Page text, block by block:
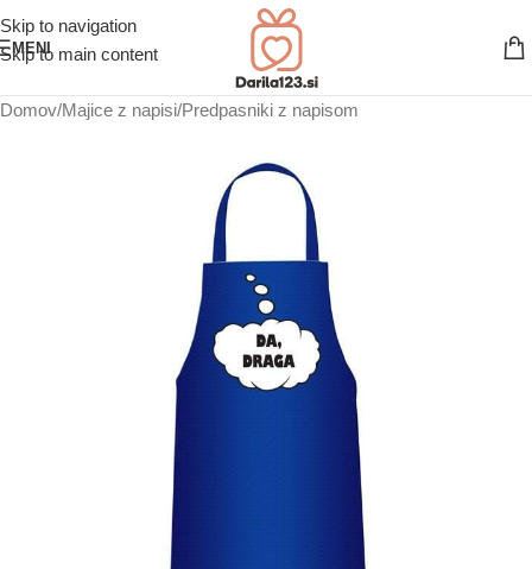
Skip to navigation
Skip to main content
MENI
Domov/Majice z napisi/Predpasniki z napisom